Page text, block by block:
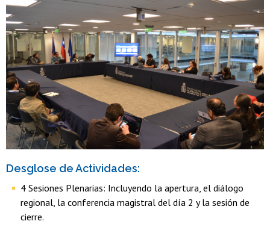
Desglose de Actividades:
4 Sesiones Plenarias: Incluyendo la apertura, el diálogo
regional, la conferencia magistral del día 2 y la sesión de
cierre.